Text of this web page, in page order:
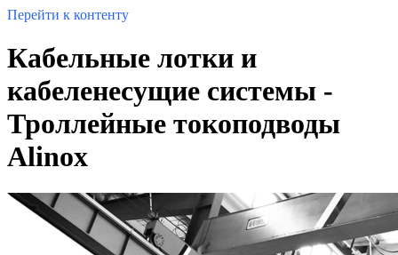
Перейти к контенту
Кабельные лотки и
кабеленесущие системы -
Троллейные токоподводы
Alinox